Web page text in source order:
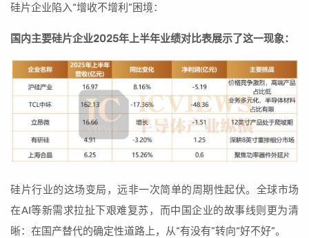
硅片企业陷入“增收不增利”困境：
国内主要硅片企业2025年上半年业绩对比表展示了这一现象：
硅片行业的这场变局，远非一次简单的周期性起伏。全球市场
在AI等新需求拉扯下艰难复苏，而中国企业的故事线则更为清
晰：在国产替代的确定性道路上，从“有没有”转向“好不好”。